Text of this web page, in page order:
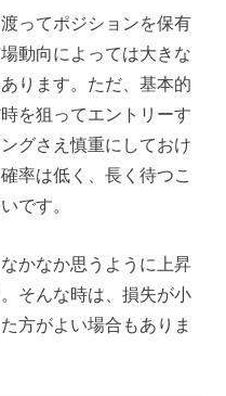
ってポジションを保有
動向によっては大きな
ります。ただ、基本的
を狙ってエントリーす
グさえ慎重にしておけ
率は低く、長く待つこ
です。
かなか思うように上昇
そんな時は、損失が小
方がよい場合もありま